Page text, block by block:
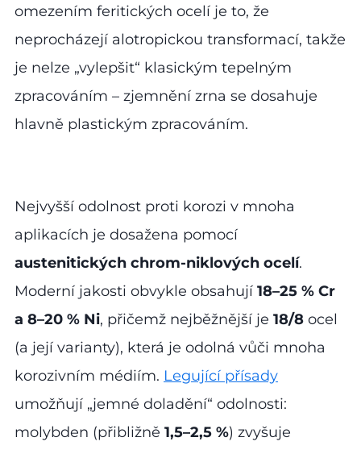
omezením feritických ocelí je to, že
neprocházejí alotropickou transformací, takže
je nelze „vylepšit“ klasickým tepelným
zpracováním – zjemnění zrna se dosahuje
hlavně plastickým zpracováním.
Nejvyšší odolnost proti korozi v mnoha
aplikacích je dosažena pomocí
austenitických chrom-niklových ocelí.
Moderní jakosti obvykle obsahují 18–25 % Cr
a 8–20 % Ni, přičemž nejběžnější je 18/8 ocel
(a její varianty), která je odolná vůči mnoha
korozivním médiím. Legující přísady
umožňují „jemné doladění“ odolnosti:
molybden (přibližně 1,5–2,5 %) zvyšuje